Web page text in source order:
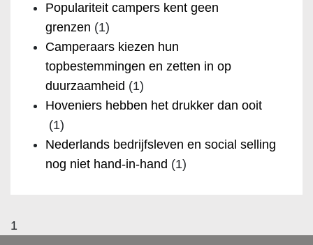
Populariteit campers kent geen
grenzen (1)
Camperaars kiezen hun
topbestemmingen en zetten in op
duurzaamheid (1)
Hoveniers hebben het drukker dan ooit
(1)
Nederlands bedrijfsleven en social selling
nog niet hand-in-hand (1)
1